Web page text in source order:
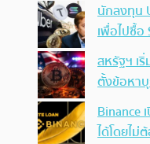
นักลงทุน
เพื่อไปซื้อ
สหรัฐฯ เ
ตั้งข้อหา
Binance
ได้โดยไ